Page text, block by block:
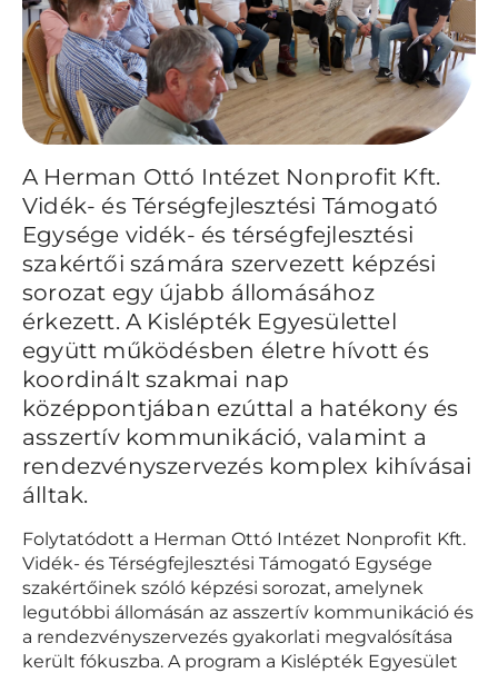
A Herman Ottó Intézet Nonprofit Kft.
Vidék- és Térségfejlesztési Támogató
Egysége vidék- és térségfejlesztési
szakértői számára szervezett képzési
sorozat egy újabb állomásához
érkezett. A Kislépték Egyesülettel
együtt működésben életre hívott és
koordinált szakmai nap
középpontjában ezúttal a hatékony és
asszertív kommunikáció, valamint a
rendezvényszervezés komplex kihívásai
álltak.
Folytatódott a Herman Ottó Intézet Nonprofit Kft.
Vidék- és Térségfejlesztési Támogató Egysége
szakértőinek szóló képzési sorozat, amelynek
legutóbbi állomásán az asszertív kommunikáció és
a rendezvényszervezés gyakorlati megvalósítása
került fókuszba. A program a Kislépték Egyesület